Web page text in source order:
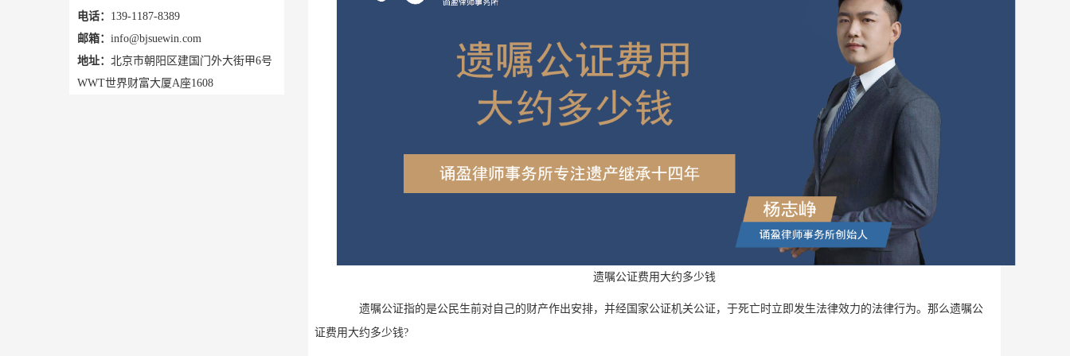
电话： 139-1187-8389
邮箱： info@bjsuewin.com
地址： 北京市朝阳区建国门外大街甲6号
WWT世界财富大厦A座1608
遗嘱公证费用大约多少钱
遗嘱公证指的是公民生前对自己的财产作出安排，并经国家公证机关公证，于死亡时立即发生法律效力的法律行为。那么遗嘱公
证费用大约多少钱?